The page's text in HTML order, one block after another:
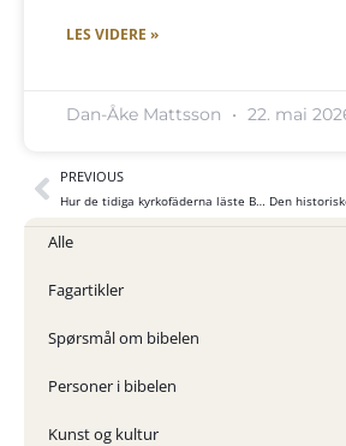
LES VIDERE »
Dan-Åke Mattsson 22. mai
PREVIOUS
Hur de tidiga kyrkofäderna läste Bibeln?
Alle
Fagartikler
Spørsmål om bibelen
Personer i bibelen
Kunst og kultur